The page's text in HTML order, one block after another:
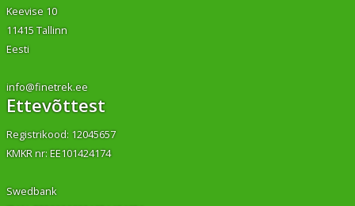
Keevise 10
11415 Tallinn
Eesti
info@finetrek.ee
Ettevõttest
Registrikood: 12045657
KMKR nr: EE101424174
Swedbank